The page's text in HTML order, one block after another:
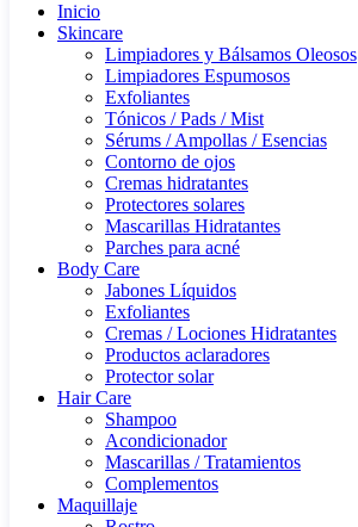
Inicio
Skincare
Limpiadores y Bálsamos Oleosos
Limpiadores Espumosos
Exfoliantes
Tónicos / Pads / Mist
Sérums / Ampollas / Esencias
Contorno de ojos
Cremas hidratantes
Protectores solares
Mascarillas Hidratantes
Parches para acné
Body Care
Jabones Líquidos
Exfoliantes
Cremas / Lociones Hidratantes
Productos aclaradores
Protector solar
Hair Care
Shampoo
Acondicionador
Mascarillas / Tratamientos
Complementos
Maquillaje